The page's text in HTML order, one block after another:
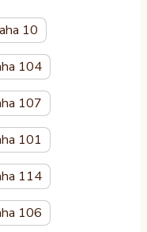
10
104
107
101
114
106